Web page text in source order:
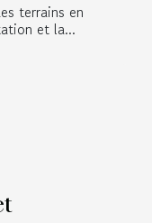
terrains en
et la...